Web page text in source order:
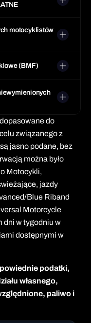
motocyklistów
(BMF)
do
związanego z
jasno podane, bez
można było
Motocykli,
jazdy
Blue Riband
Motorcycle
dni w tygodniu w
dostępnymi w
podatki,
własnego,
paliwo i